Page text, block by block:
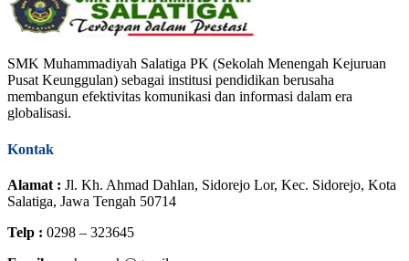
SMK Muhammadiyah Salatiga PK (Sekolah Menengah Kejuruan
Pusat Keunggulan) sebagai institusi pendidikan berusaha
membangun efektivitas komunikasi dan informasi dalam era
globalisasi.
Kontak
Alamat : Jl. Kh. Ahmad Dahlan, Sidorejo Lor, Kec. Sidorejo, Kota
Salatiga, Jawa Tengah 50714
Telp : 0298 – 323645